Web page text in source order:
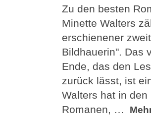
Zu den besten
Minette Walters
erschienener
Bildhauerin". Das
Ende, das den
zurück lässt, ist
Walters hat in
Romanen, …